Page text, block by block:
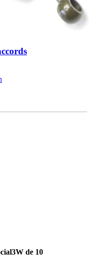
de 10